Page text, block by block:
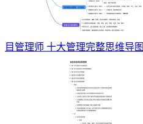
目管理师 十大管理完整思维导图